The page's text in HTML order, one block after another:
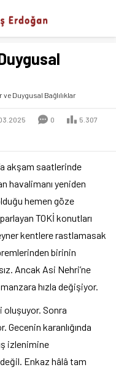
ve Duygusal Bağlılıklar
0 5.307
akşam saatlerinde
havalimanı yeniden
hemen göze
TOKİ konutları
kentlere rastlamasak
birinin
Ancak Asi Nehri’ne
hızla değişiyor.
oluşuyor. Sonra
karanlığında
izlenimine
Enkaz hâlâ tam